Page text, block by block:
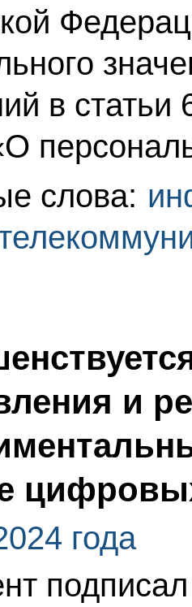
в статьи
слова:
и
года